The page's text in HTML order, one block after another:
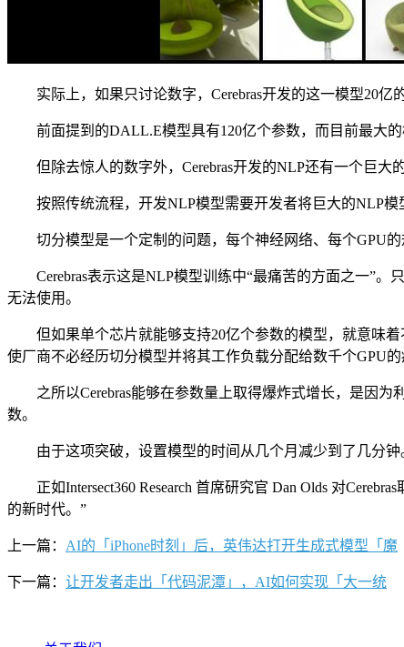
实际上，如果只讨论数字，Cerebras开发的这一模型20亿
前面提到的DALL.E模型具有120亿个参数，而目前最大的
但除去惊人的数字外，Cerebras开发的NLP还有一个巨大
按照传统流程，开发NLP模型需要开发者将巨大的NLP模
切分模型是一个定制的问题，每个神经网络、每个GPU的
Cerebras表示这是NLP模型训练中“最痛苦的方面之一”。
无法使用。
但如果单个芯片就能够支持20亿个参数的模型，就意味着
使厂商不必经历切分模型并将其工作负载分配给数千个GPU的
之所以Cerebras能够在参数量上取得爆炸式增长，是因为
数。
由于这项突破，设置模型的时间从几个月减少到了几分钟
正如Intersect360 Research 首席研究官 Dan Olds 对
的新时代。”
上一篇： AI的「iPhone时刻」后，英伟达打开生成式模型「魔
下一篇： 让开发者走出「代码泥潭」，AI如何实现「大一统